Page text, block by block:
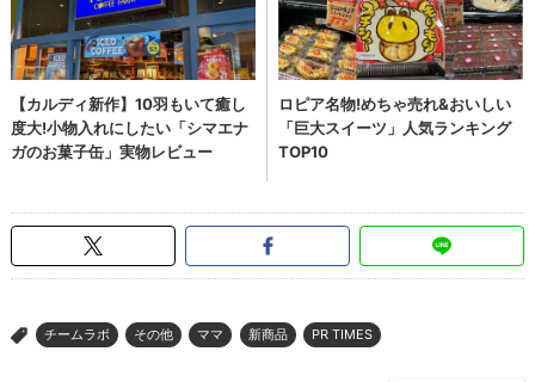
> チームラボ その他 ママ 新商品 PR TIMES